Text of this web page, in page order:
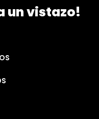
un vistazo!